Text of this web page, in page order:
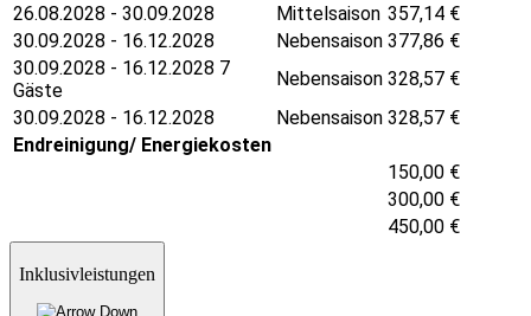
26.08.2028 - 30.09.2028
Mittelsaison 357,14 €
30.09.2028 - 16.12.2028
Nebensaison 377,86 €
30.09.2028 - 16.12.2028 7
Gäste
Nebensaison 328,57 €
30.09.2028 - 16.12.2028
Nebensaison 328,57 €
Endreinigung/ Energiekosten
150,00 €
300,00 €
450,00 €
Inklusivleistungen